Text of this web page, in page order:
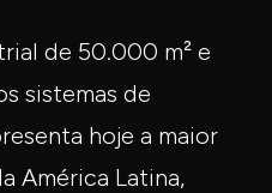
de 50.000 m² e
sistemas de
hoje a maior
América Latina,